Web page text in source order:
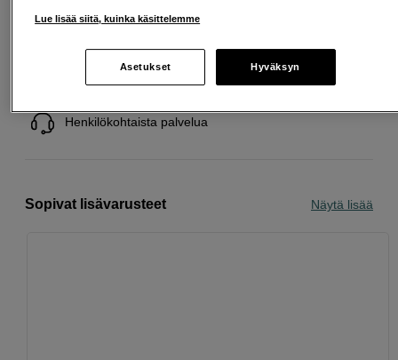
Ilmainen toimitus yli 200 EUR ostoksille
Osta nyt ja maksa myöhemmin
Henkilökohtaista palvelua
Sopivat lisävarusteet Näytä lisää
Lue lisää siitä, kuinka käsittelemme
Asetukset Hyväksyn